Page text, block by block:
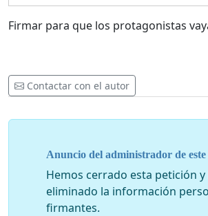
Firmar para que los protagonistas
Contactar con el autor
Anuncio del administrador de
Hemos cerrado esta petición
eliminado la información
firmantes.